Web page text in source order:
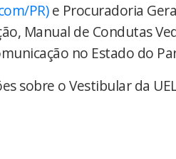
PR)e Procuradoria
Manual de Condutas
no Estado do
sobre o Vestibular da